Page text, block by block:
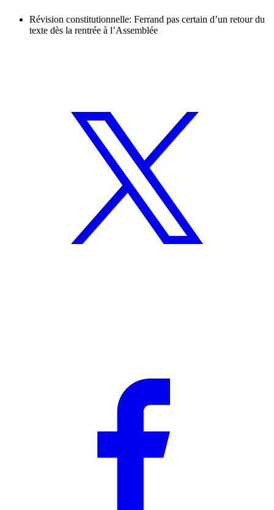
Révision constitutionnelle: Ferrand pas certain d’un retour du
texte dès la rentrée à l’Assemblée